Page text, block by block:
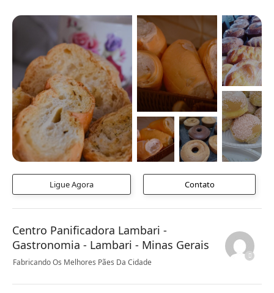
Ligue Agora Contato
Centro Panificadora Lambari -
Gastronomia - Lambari - Minas Gerais
Fabricando Os Melhores Pães Da Cidade